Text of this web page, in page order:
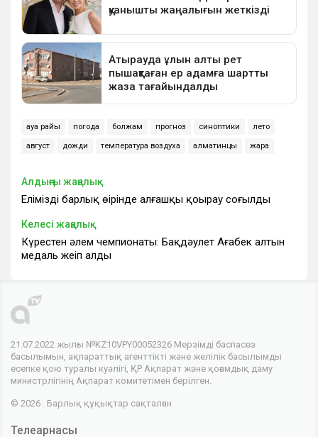
ауа райы погода болжам прогноз синоптики лето
август дожди температура воздуха алматинцы жара
Алдыңғы жаңалық
Еліміздің барлық өңірінде алғашқы қоңырау соғылды
Келесі жаңалық
Күрестен әлем чемпионаты: Бақдәулет Ағабек алтын
медаль жеңіп алды
21.07.2022 жылғы №KZ10VPY00052326 Мерзімді баспасөз
басылымын, ақпараттық агенттікті және желілік басылымды
есепке қою туралы куәлігі, ҚР Ақпарат және қоғамдық даму
министрлігінің Ақпарат комитетімен берілген.
© 2026 . Барлық құқықтар сақталған
Телеарнасы